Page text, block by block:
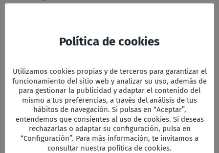
Fundación Pueblo Indio
Pedro
Política de cookies
Utilizamos cookies propias y de terceros para garantizar el
funcionamiento del sitio web y analizar su uso, además de
para gestionar la publicidad y adaptar el contenido del
mismo a tus preferencias, a través del análisis de tus
hábitos de navegación. Si pulsas en “Aceptar”,
entendemos que consientes al uso de cookies. Si deseas
rechazarlas o adaptar su configuración, pulsa en
“Configuración”. Para más información, te invitamos a
consultar nuestra política de cookies.